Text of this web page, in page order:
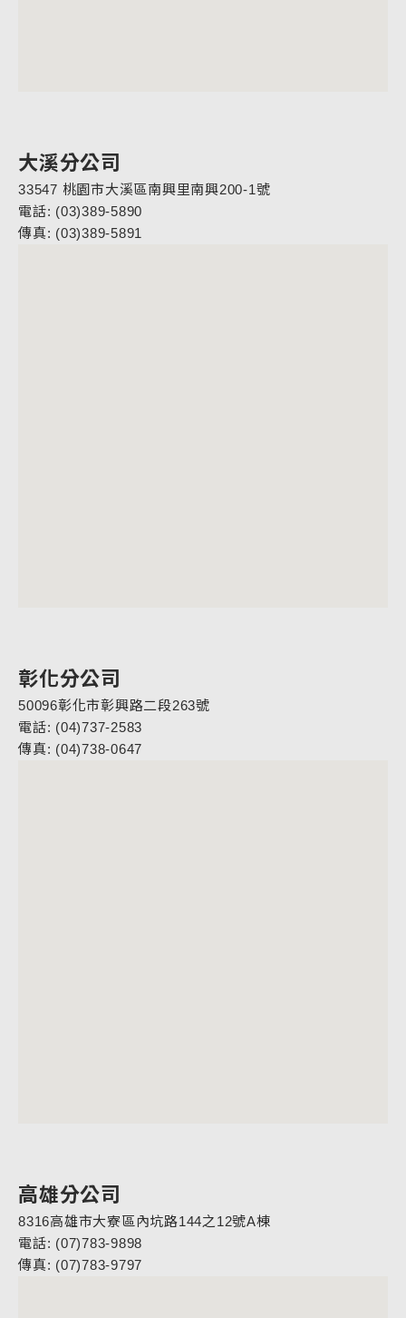
大溪分公司
33547 桃園市大溪區南興里南興200-1號
電話: (03)389-5890
傳真: (03)389-5891
彰化分公司
50096彰化市彰興路二段263號
電話: (04)737-2583
傳真: (04)738-0647
高雄分公司
8316高雄市大寮區內坑路144之12號A棟
電話: (07)783-9898
傳真: (07)783-9797